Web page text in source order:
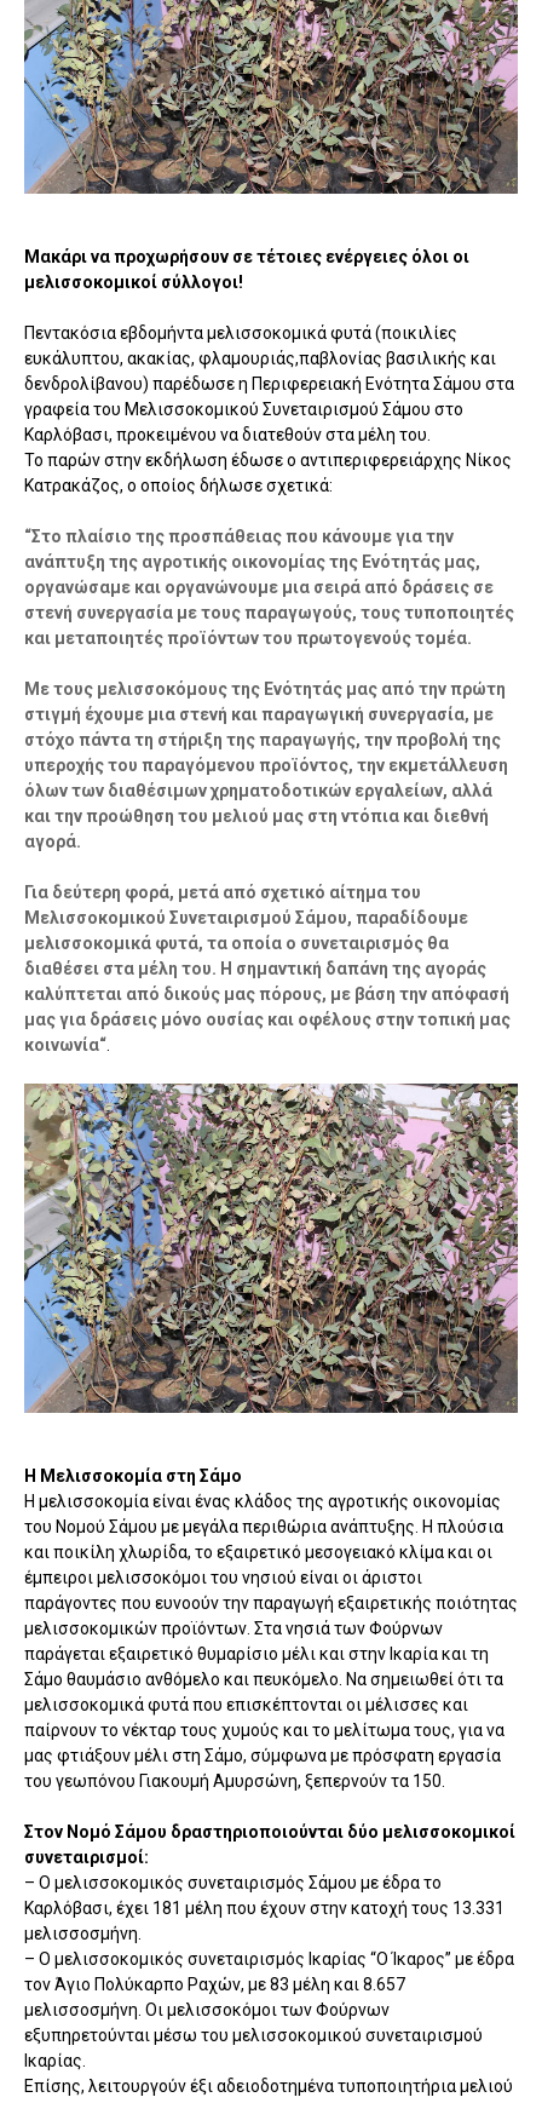
Μακάρι να προχωρήσουν σε τέτοιες ενέργειες όλοι οι
μελισσοκομικοί σύλλογοι!
Πεντακόσια εβδομήντα μελισσοκομικά φυτά (ποικιλίες
ευκάλυπτου, ακακίας, φλαμουριάς,παβλονίας βασιλικής και
δενδρολίβανου) παρέδωσε η Περιφερειακή Ενότητα Σάμου στα
γραφεία του Μελισσοκομικού Συνεταιρισμού Σάμου στο
Καρλόβασι, προκειμένου να διατεθούν στα μέλη του.
Το παρών στην εκδήλωση έδωσε ο αντιπεριφερειάρχης Νίκος
Κατρακάζος, ο οποίος δήλωσε σχετικά:
“Στο πλαίσιο της προσπάθειας που κάνουμε για την
ανάπτυξη της αγροτικής οικονομίας της Ενότητάς μας,
οργανώσαμε και οργανώνουμε μια σειρά από δράσεις σε
στενή συνεργασία με τους παραγωγούς, τους τυποποιητές
και μεταποιητές προϊόντων του πρωτογενούς τομέα.
Με τους μελισσοκόμους της Ενότητάς μας από την πρώτη
στιγμή έχουμε μια στενή και παραγωγική συνεργασία, με
στόχο πάντα τη στήριξη της παραγωγής, την προβολή της
υπεροχής του παραγόμενου προϊόντος, την εκμετάλλευση
όλων των διαθέσιμων χρηματοδοτικών εργαλείων, αλλά
και την προώθηση του μελιού μας στη ντόπια και διεθνή
αγορά.
Για δεύτερη φορά, μετά από σχετικό αίτημα του
Μελισσοκομικού Συνεταιρισμού Σάμου, παραδίδουμε
μελισσοκομικά φυτά, τα οποία ο συνεταιρισμός θα
διαθέσει στα μέλη του. Η σημαντική δαπάνη της αγοράς
καλύπτεται από δικούς μας πόρους, με βάση την απόφασή
μας για δράσεις μόνο ουσίας και οφέλους στην τοπική μας
κοινωνία“
Η Μελισσοκομία στη Σάμο
Η μελισσοκομία είναι ένας κλάδος της αγροτικής οικονομίας
του Νομού Σάμου με μεγάλα περιθώρια ανάπτυξης. Η πλούσια
και ποικίλη χλωρίδα, το εξαιρετικό μεσογειακό κλίμα και οι
έμπειροι μελισσοκόμοι του νησιού είναι οι άριστοι
παράγοντες που ευνοούν την παραγωγή εξαιρετικής ποιότητας
μελισσοκομικών προϊόντων. Στα νησιά των Φούρνων
παράγεται εξαιρετικό θυμαρίσιο μέλι και στην Ικαρία και τη
Σάμο θαυμάσιο ανθόμελο και πευκόμελο. Να σημειωθεί ότι τα
μελισσοκομικά φυτά που επισκέπτονται οι μέλισσες και
παίρνουν το νέκταρ τους χυμούς και το μελίτωμα τους, για να
μας φτιάξουν μέλι στη Σάμο, σύμφωνα με πρόσφατη εργασία
του γεωπόνου Γιακουμή Αμυρσώνη, ξεπερνούν τα 150.
Στον Νομό Σάμου δραστηριοποιούνται δύο μελισσοκομικοί
συνεταιρισμοί:
– Ο μελισσοκομικός συνεταιρισμός Σάμου με έδρα το
Καρλόβασι, έχει 181 μέλη που έχουν στην κατοχή τους 13.331
μελισσοσμήνη.
– Ο μελισσοκομικός συνεταιρισμός Ικαρίας “Ο Ίκαρος” με έδρα
τον Άγιο Πολύκαρπο Ραχών, με 83 μέλη και 8.657
μελισσοσμήνη. Οι μελισσοκόμοι των Φούρνων
εξυπηρετούνται μέσω του μελισσοκομικού συνεταιρισμού
Ικαρίας.
Επίσης, λειτουργούν έξι αδειοδοτημένα τυποποιητήρια μελιού